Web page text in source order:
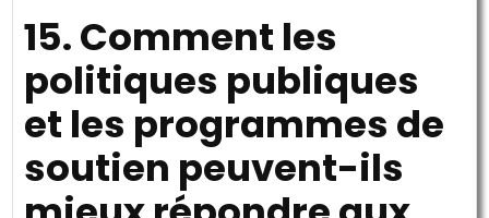
15. Comment les
politiques publiques
et les programmes de
soutien peuvent-ils